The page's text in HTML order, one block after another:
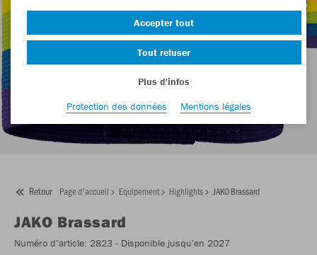
Retour Page d'accueil Equipement Highlights JAKO Brassard
JAKO Brassard
Numéro d’article: 2823 - Disponible jusqu'en 2027
Accepter tout
Tout refuser
Plus d'infos
Protection des données
Mentions légales